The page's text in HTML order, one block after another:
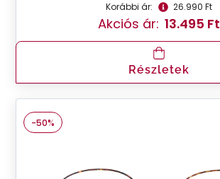
Korábbi ár: 26.990 Ft
Akciós ár: 13.495 Ft
Részletek
-50%